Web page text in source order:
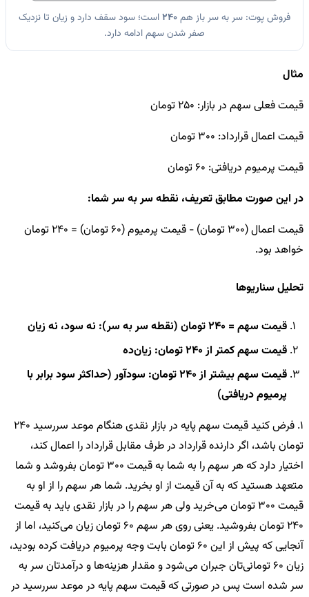
فروش پوت: سر به سر باز هم240است؛ سود سقف دارد و زیان تا نزدیک
صفر شدن سهم ادامه دارد.
مثال
قیمت فعلی سهم در بازار: 250 تومان
قیمت اعمال قرارداد: 300 تومان
قیمت پرمیوم دریافتی: 60 تومان
در این صورت مطابق تعریف، نقطه سر به سر شما:
قیمت اعمال (300 تومان) - قیمت پرمیوم (60 تومان) = 240 تومان
خواهد بود.
تحلیل سناریوها
قیمت سهم = 240 تومان (نقطه سر به سر)
: نه سود، نه زیان
قیمت سهم کمتر از 240 تومان
: زیان‌ده
قیمت سهم بیشتر از 240 تومان
: سودآور (حداکثر سود برابر با
پرمیوم دریافتی)
1. فرض کنید قیمت سهم پایه در بازار نقدی هنگام موعد سررسید 240
تومان باشد، اگر دارنده قرارداد در طرف مقابل قرارداد را اعمال کند،
اختیار دارد که هر سهم را به شما به قیمت 300 تومان بفروشد و شما
متعهد هستید که به آن قیمت از او بخرید. شما هر سهم را از او به
قیمت 300 تومان می‎‌خرید ولی هر سهم را در بازار نقدی باید به قیمت
240 تومان بفروشید. یعنی روی هر سهم 60 تومان زیان می‌کنید، اما از
آنجایی که پیش از این 60 تومان بابت وجه پرمیوم دریافت کرده بودید،
زیان 60 تومانی‌تان جبران می‌شود و مقدار هزینه‌ها و درآمدتان سر به
سر شده است پس در صورتی که قیمت سهم پایه در موعد سررسید در